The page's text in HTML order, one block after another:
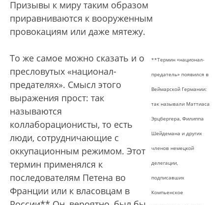
Призывы к миру таким образом
приравниваются к вооруженным
провокациям или даже мятежу.
**Термин «национал-
предатель» появился в
Веймарской Германии:
так называли Маттиаса
Эрцбергера, Филиппа
Шейдемана и других
членов немецкой
делегации,
подписавших
Компьенское
То же самое можно сказать и о
пресловутых «национал-
предателях». Смысл этого
выражения прост: так
называются
коллаборационисты, то есть
люди, сотрудничающие с
оккупационным режимом. Этот
термин применялся к
последователям Петена во
Франции или к власовцам в